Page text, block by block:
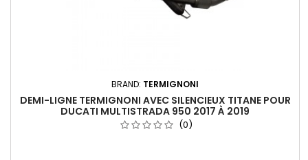
BRAND: TERMIGNONI
DEMI-LIGNE TERMIGNONI AVEC SILENCIEUX TITANE POUR
DUCATI MULTISTRADA 950 2017 À 2019
(0)